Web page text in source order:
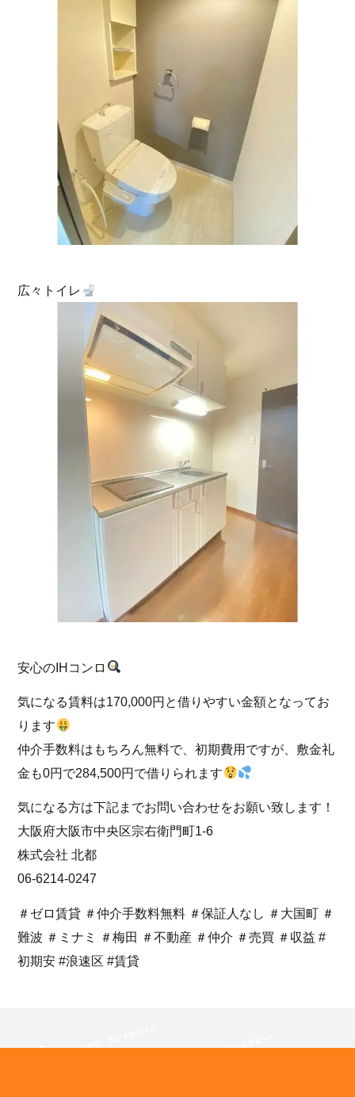
広々トイレ
安心のIHコンロ
気になる賃料は170,000円と借りやすい金額となってお
ります
仲介手数料はもちろん無料で、初期費用ですが、敷金礼
金も0円で284,500円で借りられます
気になる方は下記までお問い合わせをお願い致します！
大阪府大阪市中央区宗右衛門町1-6
株式会社 北都
06-6214-0247
＃ゼロ賃貸 ＃仲介手数料無料 ＃保証人なし ＃大国町 ＃
難波 ＃ミナミ ＃梅田 ＃不動産 ＃仲介 ＃売買 ＃収益 #
初期安 #浪速区 #賃貸